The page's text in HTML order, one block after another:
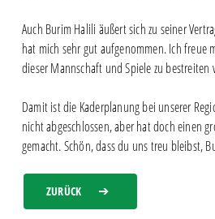
Auch Burim Halili äußert sich zu seiner
hat mich sehr gut aufgenommen. Ich freue
dieser Mannschaft und Spiele zu bestreiten
Damit ist die Kaderplanung bei unserer
nicht abgeschlossen, aber hat doch einen
gemacht. Schön, dass du uns treu bleibst,
ZURÜCK